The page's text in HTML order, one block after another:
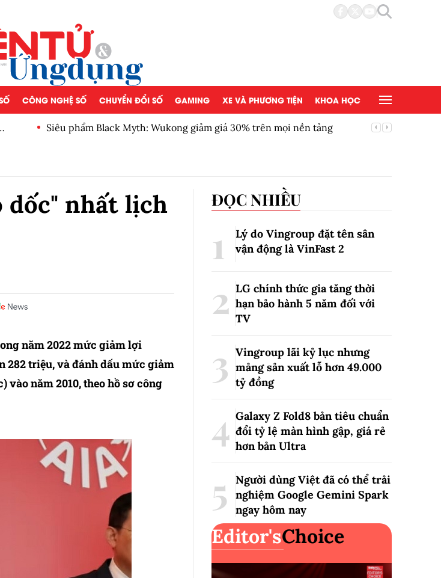
CÔNG NGHỆ SỐ CHUYỂN ĐỔI SỐ GAMING XE VÀ PHƯƠNG TIỆN KHOA HỌC
Siêu phẩm Black Myth: Wukong giảm giá 30% trên mọi nền tảng
dốc" nhất lịch
năm 2022 mức giảm lợi
282 triệu, và đánh dấu mức giảm
năm 2010, theo hồ sơ công
ĐỌC NHIỀU
Lý do Vingroup đặt tên sân
vận động là VinFast2
LG chính thức gia tăng thời
hạn bảo hành 5 năm đối với
TV
Vingroup lãi kỷ lục nhưng
mảng sản xuất lỗ hơn 49.000
tỷ đồng
Galaxy Z Fold8 bản tiêu chuẩn
đổi tỷ lệ màn hình gập, giá rẻ
hơn bản Ultra
Người dùng Việt đã có thể trải
nghiệm Google Gemini Spark
ngay hôm nay
Editor'sChoice